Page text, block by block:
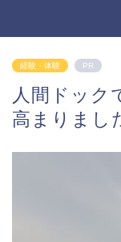
経験・体験 PR
人間ドック
高まりまし